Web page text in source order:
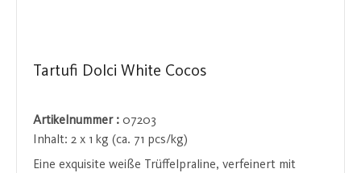
Tartufi Dolci White Cocos
Artikelnummer : 07203
Inhalt: 2 x 1 kg (ca. 71 pcs/kg)
Eine exquisite weiße Trüffelpraline, verfeinert mit